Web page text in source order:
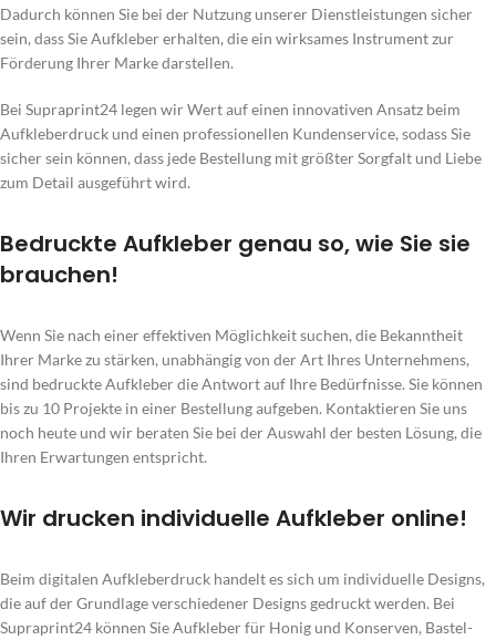
Dadurch können Sie bei der Nutzung unserer Dienstleistungen sicher
sein, dass Sie Aufkleber erhalten, die ein wirksames Instrument zur
Förderung Ihrer Marke darstellen.
Bei Supraprint24 legen wir Wert auf einen innovativen Ansatz beim
Aufkleberdruck und einen professionellen Kundenservice, sodass Sie
sicher sein können, dass jede Bestellung mit größter Sorgfalt und Liebe
zum Detail ausgeführt wird.
Bedruckte Aufkleber genau so, wie Sie sie
brauchen!
Wenn Sie nach einer effektiven Möglichkeit suchen, die Bekanntheit
Ihrer Marke zu stärken, unabhängig von der Art Ihres Unternehmens,
sind bedruckte Aufkleber die Antwort auf Ihre Bedürfnisse. Sie können
bis zu 10 Projekte in einer Bestellung aufgeben. Kontaktieren Sie uns
noch heute und wir beraten Sie bei der Auswahl der besten Lösung, die
Ihren Erwartungen entspricht.
Wir drucken individuelle Aufkleber online!
Beim digitalen Aufkleberdruck handelt es sich um individuelle Designs,
die auf der Grundlage verschiedener Designs gedruckt werden. Bei
Supraprint24 können Sie Aufkleber für Honig und Konserven, Bastel-